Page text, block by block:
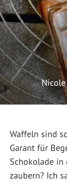
Nicole
Waffeln sind
Garant für
Schokolade in
zaubern? Ich